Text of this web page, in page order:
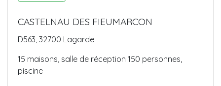
CASTELNAU DES FIEUMARCON
D563, 32700 Lagarde
15 maisons, salle de réception 150 personnes,
piscine